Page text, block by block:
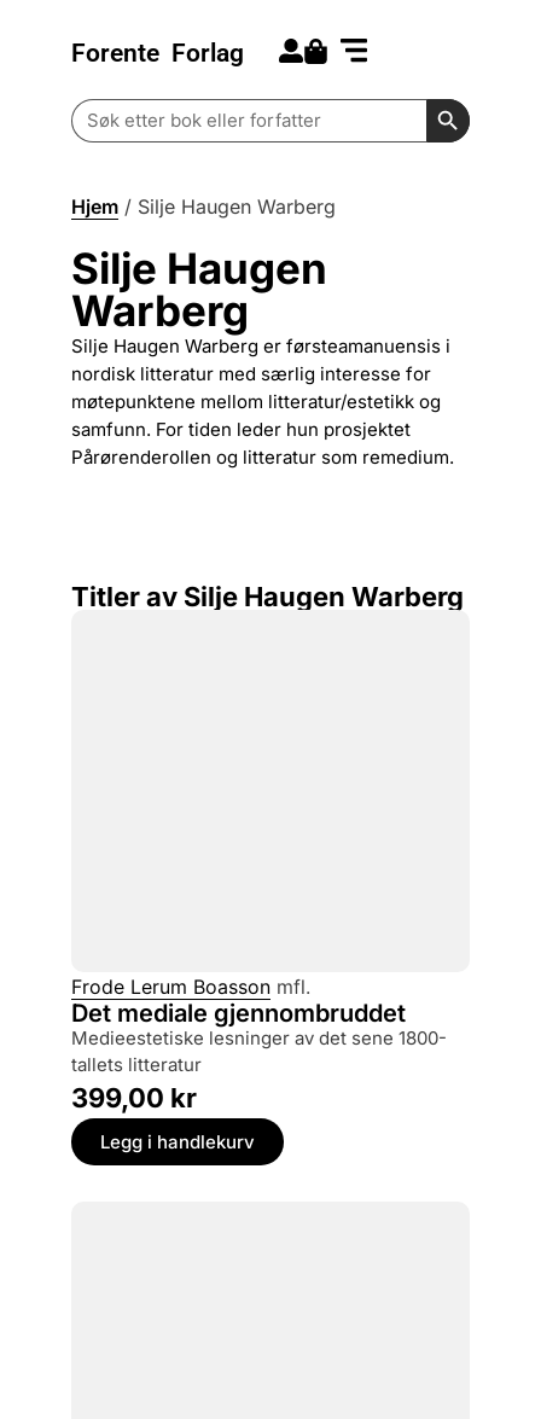
Forente Forlag
Search
for:
Search
Hjem / Silje Haugen Warberg
Silje Haugen
Warberg
Silje Haugen Warberg er førsteamanuensis i
nordisk litteratur med særlig interesse for
møtepunktene mellom litteratur/estetikk og
samfunn. For tiden leder hun prosjektet
Pårørenderollen og litteratur som remedium.
Titler av Silje Haugen Warberg
Frode Lerum Boasson mfl.
Det mediale gjennombruddet
medieestetiske lesninger av det sene 1800-
tallets litteratur
399,00 kr
Legg i handlekurv